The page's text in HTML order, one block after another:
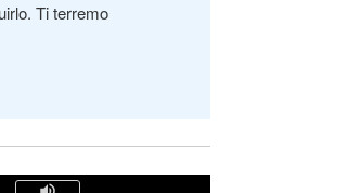
Ti terremo